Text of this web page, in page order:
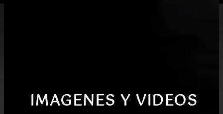
IMAGENES Y VIDEOS